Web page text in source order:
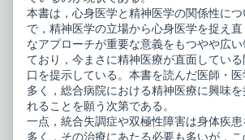
本書は，心身医学と精神医学の関係性に
で，精神医学の立場から心身医学を捉え
なアプローチが重要な意義をもつやや広
ており，今まさに精神医療が直面してい
口を提示している。本書を読んだ医師・
多く，総合病院における精神医療に興味を
れることを願う次第である。
一点，統合失調症や双極性障害は身体疾
多く，その治療にあたる必要も多いが，